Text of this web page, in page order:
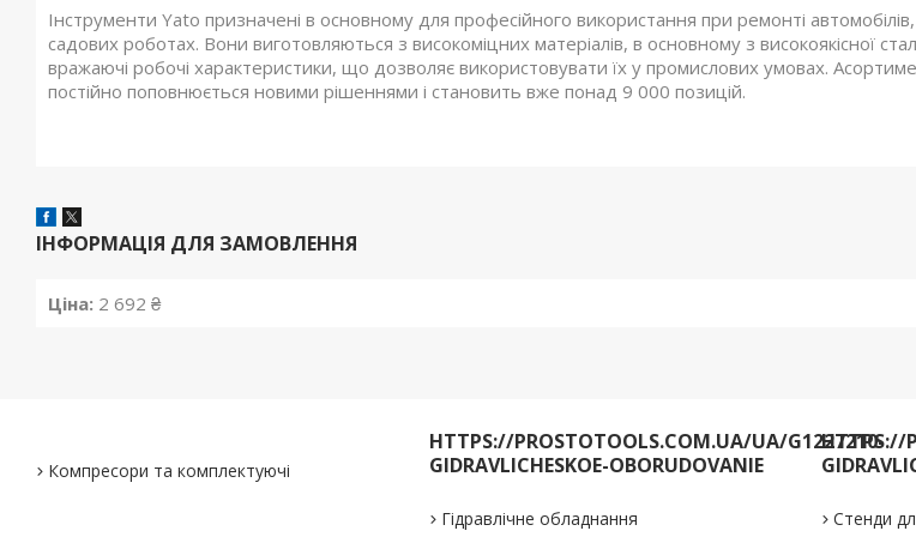
Інструменти Yato призначені в основному для професійного використання при ремонті автомобілів,
садових роботах. Вони виготовляються з високоміцних матеріалів, в основному з високоякісної
вражаючі робочі характеристики, що дозволяє використовувати їх у промислових умовах.
постійно поповнюється новими рішеннями і становить вже понад 9 000 позицій.
ІНФОРМАЦІЯ ДЛЯ ЗАМОВЛЕННЯ
Ціна: 2 692 ₴
Компресори та комплектуючі
HTTPS://PROSTOTOOLS.COM.UA/UA/G1227210-
GIDRAVLICHESKOE-OBORUDOVANIE
Гідравлічне обладнання
HTTPS://
Стенди